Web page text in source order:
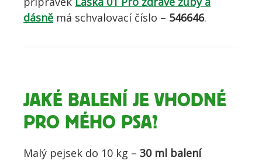
dásně má schvalovací číslo – 546646.
JAKÉ BALENÍ JE VHODNÉ
PRO MÉHO PSA?
Malý pejsek do 10 kg – 30 ml balení